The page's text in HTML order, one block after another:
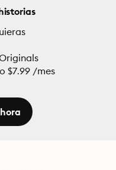
$7.99 /mes